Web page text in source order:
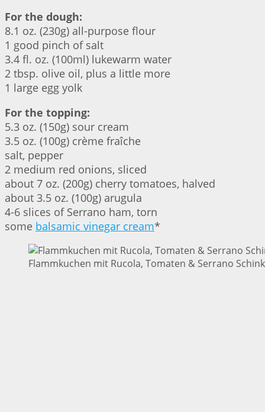
For the dough:
8.1 oz. (230g) all-purpose flour
1 good pinch of salt
3.4 fl. oz. (100ml) lukewarm water
2 tbsp. olive oil, plus a little more
1 large egg yolk
For the topping:
5.3 oz. (150g) sour cream
3.5 oz. (100g) crème fraîche
salt, pepper
2 medium red onions, sliced
about 7 oz. (200g) cherry tomatoes, halved
about 3.5 oz. (100g) arugula
4-6 slices of Serrano ham, torn
some balsamic vinegar cream*
Flammkuchen mit Rucola, Tomaten & Serrano